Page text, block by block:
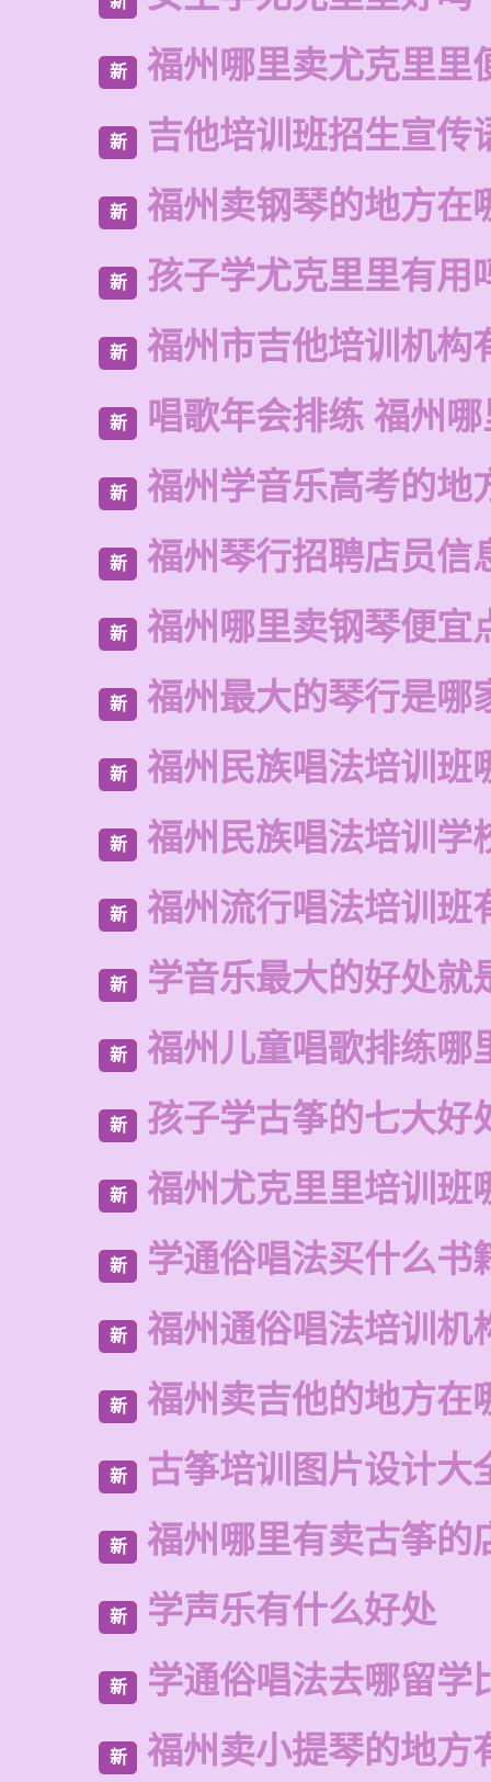
新 福州哪里卖尤克里里
新 吉他培训班招生宣传
新 福州卖钢琴的地方在
新 孩子学尤克里里有用
新 福州市吉他培训机构
新 唱歌年会排练 福州
新 福州学音乐高考的地
新 福州琴行招聘店员信
新 福州哪里卖钢琴便宜
新 福州最大的琴行是哪
新 福州民族唱法培训班
新 福州民族唱法培训学
新 福州流行唱法培训班
新 学音乐最大的好处就
新 福州儿童唱歌排练哪
新 孩子学古筝的七大好
新 福州尤克里里培训班
新 学通俗唱法买什么书
新 福州通俗唱法培训机
新 福州卖吉他的地方在
新 古筝培训图片设计大
新 福州哪里有卖古筝的
新 学声乐有什么好处
新 学通俗唱法去哪留学
新 福州卖小提琴的地方